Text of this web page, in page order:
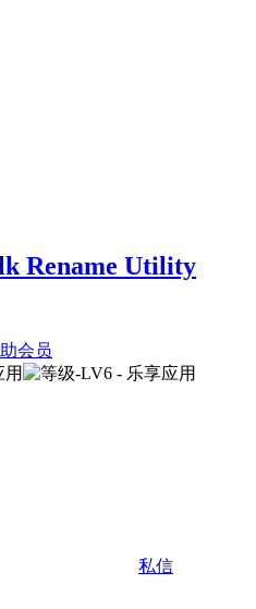
Rename Utility
私信